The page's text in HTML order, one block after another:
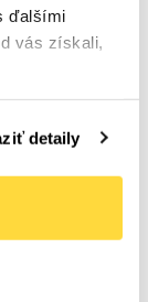
ďalšími
vás získali,
detaily